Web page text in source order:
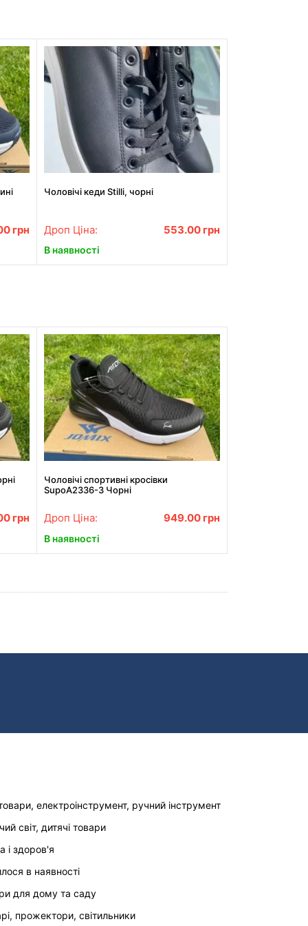
грн
Чоловічі кеди Stilli, чорні
Дроп Ціна: 553.00 грн
В наявності
грн
Чоловічі спортивні кросівки
SupoA2336-3 Чорні
Дроп Ціна: 949.00 грн
В наявності
електроінструмент, ручний інструмент
світ, дитячі товари
і здоров'я
в наявності
для дому та саду
прожектори, світильники